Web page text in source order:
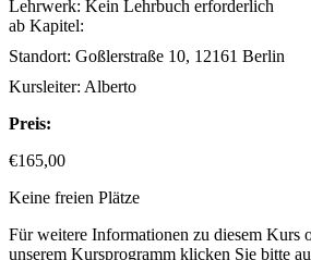
Lehrwerk: Kein Lehrbuch erforderlich
ab Kapitel:
Standort: Goßlerstraße 10, 12161 Berlin
Kursleiter: Alberto
Preis:
€165,00
Keine freien Plätze
Für weitere Informationen zu diesem Kurs
unserem Kursprogramm klicken Sie bitte